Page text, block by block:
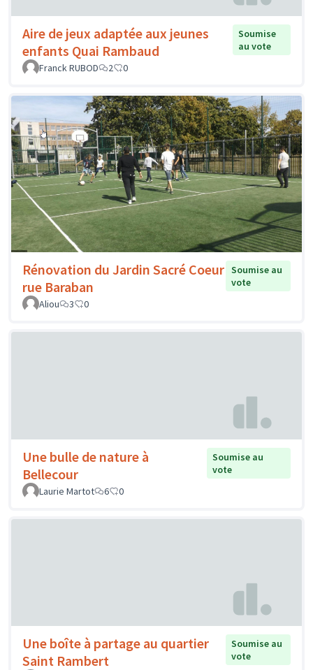
Aire de jeux adaptée aux jeunes
enfants Quai Rambaud
Soumise
au vote
Franck RUBOD
2 0
Rénovation du Jardin Sacré Coeur
rue Baraban
Soumise au
vote
Aliou
3 0
Une bulle de nature à
Bellecour
Soumise au
vote
Laurie Martot
6 0
Une boîte à partage au quartier
Saint Rambert
Soumise au
vote